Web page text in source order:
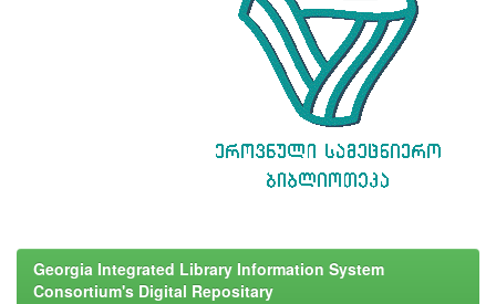
Georgia Integrated Library Information System
Consortium's Digital Repositary